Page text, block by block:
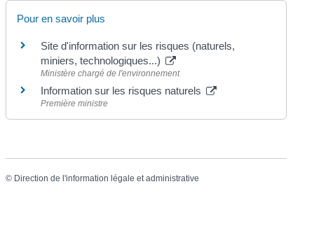
Pour en savoir plus
Site d'information sur les risques (naturels,
miniers, technologiques...)
Ministère chargé de l'environnement
Information sur les risques naturels
Première ministre
© Direction de l'information légale et administrative